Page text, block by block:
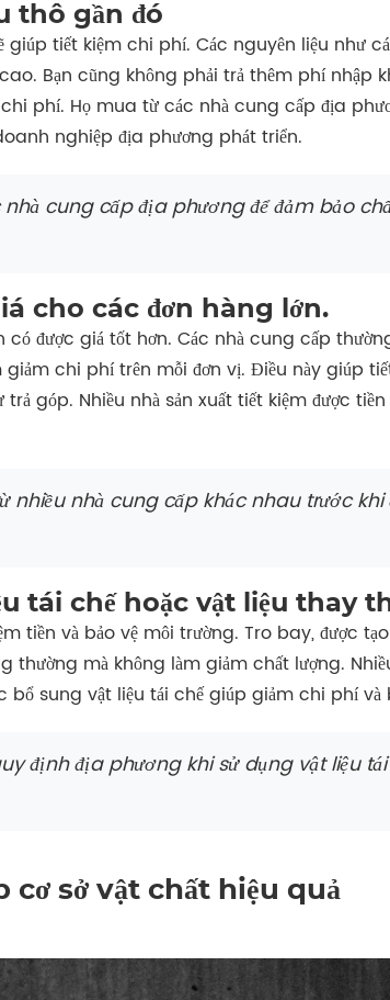
thô gần đó
giúp tiết kiệm chi phí. Các nguyên liệu như
Bạn cũng không phải trả thêm phí
phí. Họ mua từ các nhà cung cấp địa
nghiệp địa phương phát triển.
cung cấp địa phương để đảm bảo
cho các đơn hàng lớn.
có được giá tốt hơn. Các nhà cung cấp
giảm chi phí trên mỗi đơn vị. Điều này giúp
góp. Nhiều nhà sản xuất tiết kiệm được
nhiều nhà cung cấp khác nhau trước
tái chế hoặc vật liệu thay
tiền và bảo vệ môi trường. Tro bay, được
thường mà không làm giảm chất lượng.
bổ sung vật liệu tái chế giúp giảm chi phí và
định địa phương khi sử dụng vật liệu
cơ sở vật chất hiệu quả